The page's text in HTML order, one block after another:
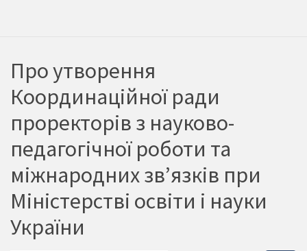
Про утворення
Координаційної ради
проректорів з науково-
педагогічної роботи та
міжнародних зв’язків при
Міністерстві освіти і науки
України